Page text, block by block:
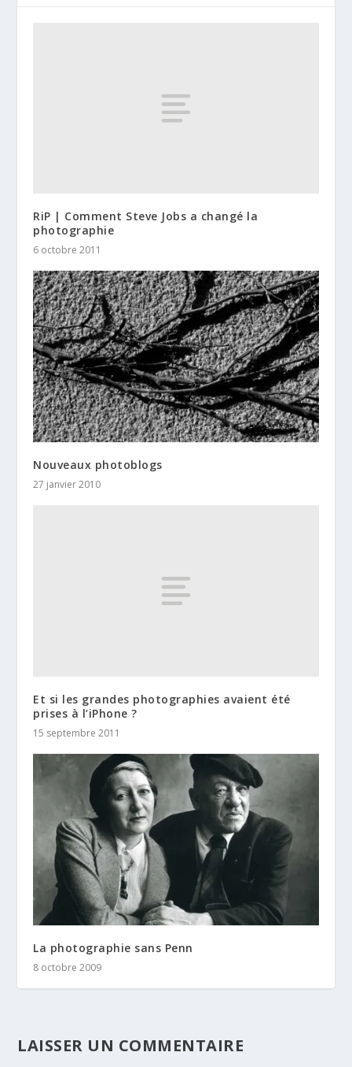
RiP | Comment Steve Jobs a changé la
photographie
6 octobre 2011
Nouveaux photoblogs
27 janvier 2010
Et si les grandes photographies avaient été
prises à l’iPhone ?
15 septembre 2011
La photographie sans Penn
8 octobre 2009
LAISSER UN COMMENTAIRE